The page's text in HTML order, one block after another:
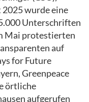
2025 wurde eine
Unterschriften
Mai protestierten
auf
for Future
Greenpeace
örtliche
aufgerufen